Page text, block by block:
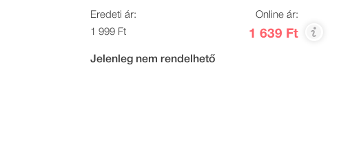
Eredeti ár:
1 999 Ft
Online ár:
1 639 Ft
Jelenleg nem rendelhető